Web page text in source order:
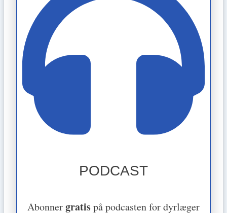
PODCAST
Abonnergratispå podcasten for dyrlæger